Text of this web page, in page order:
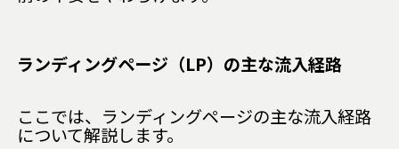
ランディングページ（LP）の主な流入経路
ここでは、ランディングページの主な流入経路
について解説します。